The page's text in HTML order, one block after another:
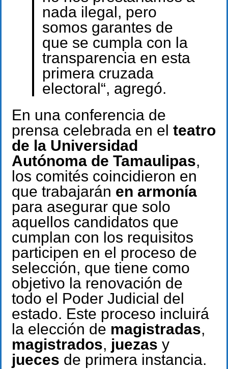
nada ilegal, pero
somos garantes de
que se cumpla con la
transparencia en esta
primera cruzada
electoral“, agregó.
En una conferencia de
prensa celebrada en el teatro
de la Universidad
Autónoma de Tamaulipas,
los comités coincidieron en
que trabajarán en armonía
para asegurar que solo
aquellos candidatos que
cumplan con los requisitos
participen en el proceso de
selección, que tiene como
objetivo la renovación de
todo el Poder Judicial del
estado. Este proceso incluirá
la elección de magistradas,
magistrados, juezas y
jueces de primera instancia.